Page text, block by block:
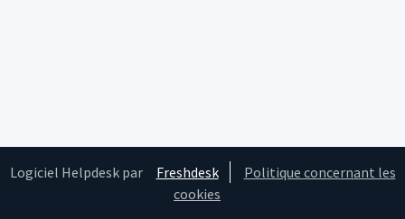
Logiciel Helpdesk par Freshdesk
Politique concernant les
cookies